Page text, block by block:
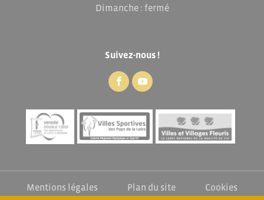
Dimanche : fermé
Suivez-nous !
Mentions légales Plan du site
Cookies